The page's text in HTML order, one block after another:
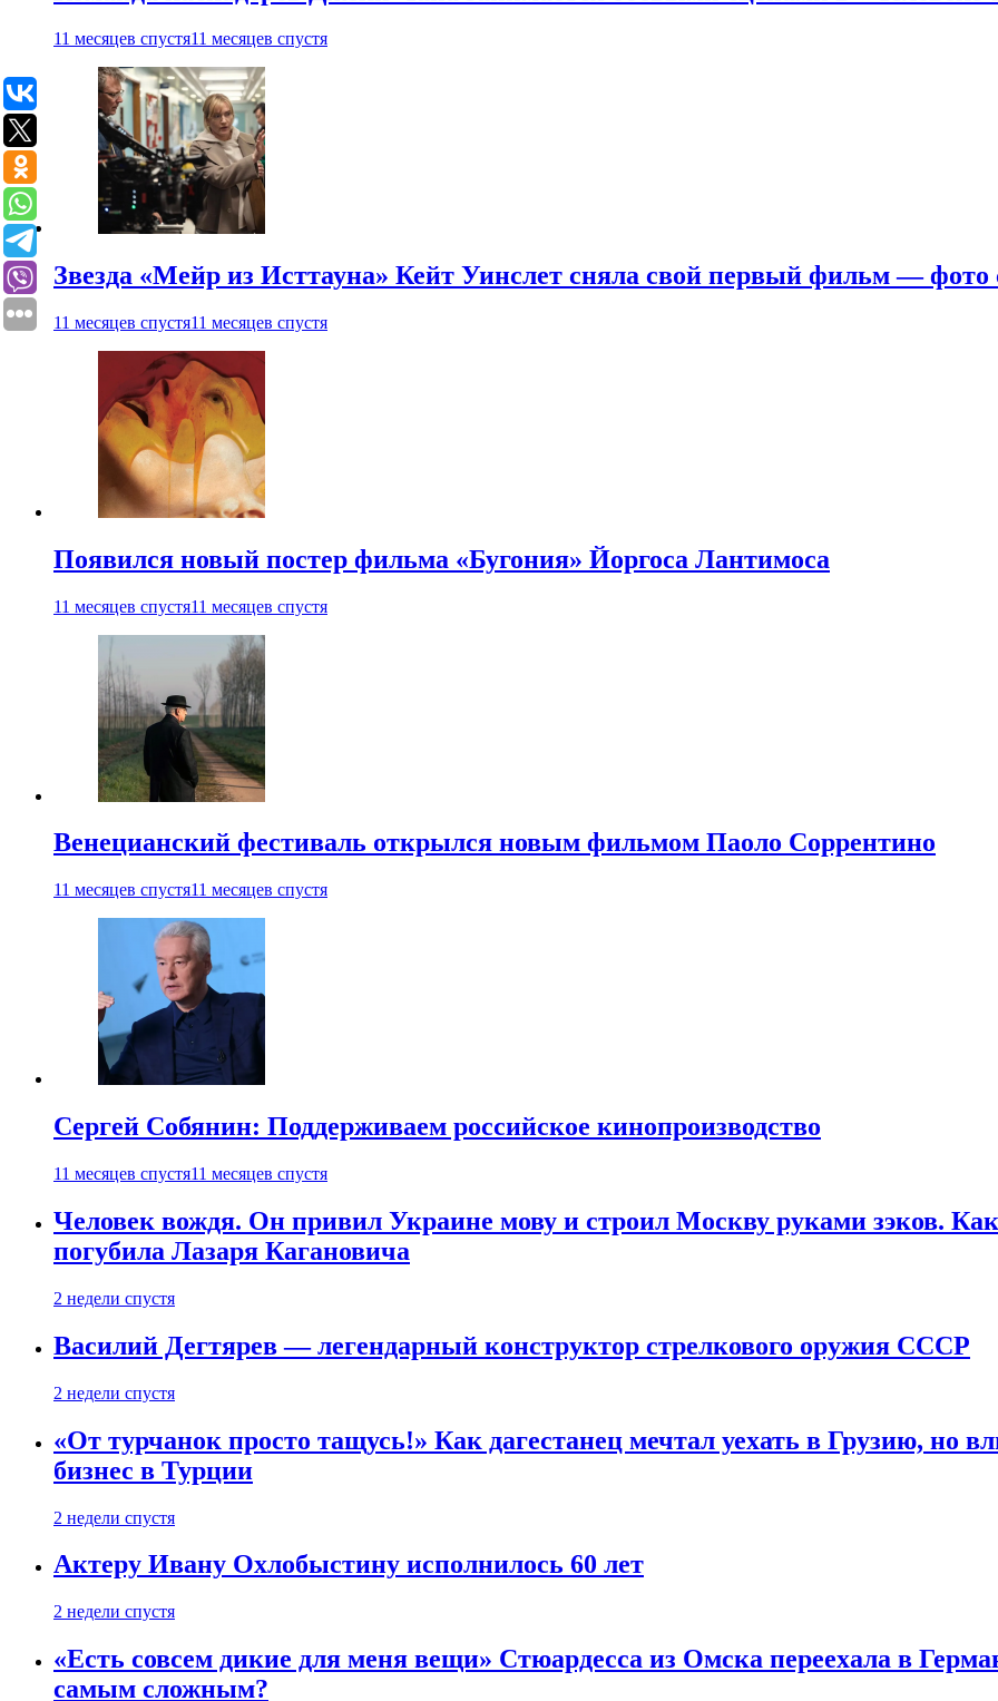
11 месяцев спустя11 месяцев спустя
Звезда «Мейр из Исттауна» Кейт Уинслет сняла свой первый фильм — фото
11 месяцев спустя11 месяцев спустя
Появился новый постер фильма «Бугония» Йоргоса Лантимоса
11 месяцев спустя11 месяцев спустя
Венецианский фестиваль открылся новым фильмом Паоло Соррентино
11 месяцев спустя11 месяцев спустя
Сергей Собянин: Поддерживаем российское кинопроизводство
11 месяцев спустя11 месяцев спустя
Человек вождя. Он привил Украине мову и строил Москву руками зэков.
погубила Лазаря Кагановича
2 недели спустя
Василий Дегтярев — легендарный конструктор стрелкового оружия СССР
2 недели спустя
«От турчанок просто тащусь!» Как дагестанец мечтал уехать в Грузию, но
бизнес в Турции
2 недели спустя
Актеру Ивану Охлобыстину исполнилось 60 лет
2 недели спустя
«Есть совсем дикие для меня вещи» Стюардесса из Омска переехала в
самым сложным?